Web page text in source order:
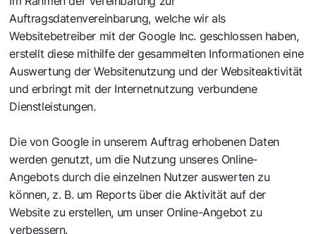
Auftragsdatenvereinbarung, welche wir als
Websitebetreiber mit der Google Inc. geschlossen haben,
erstellt diese mithilfe der gesammelten Informationen eine
Auswertung der Websitenutzung und der Websiteaktivität
und erbringt mit der Internetnutzung verbundene
Dienstleistungen.
Die von Google in unserem Auftrag erhobenen Daten
werden genutzt, um die Nutzung unseres Online-
Angebots durch die einzelnen Nutzer auswerten zu
können, z. B. um Reports über die Aktivität auf der
Website zu erstellen, um unser Online-Angebot zu
verbessern.